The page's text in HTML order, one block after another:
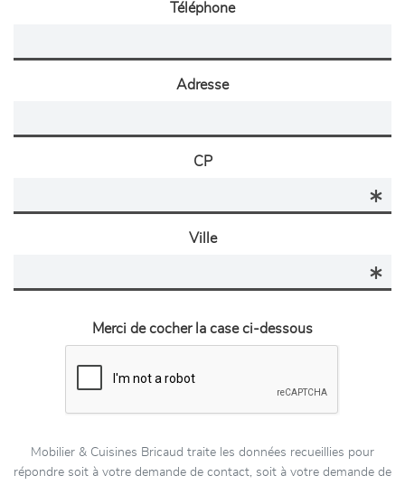
Téléphone
Adresse
CP
Ville
Merci de cocher la case ci-dessous
Mobilier & Cuisines Bricaud traite les données recueillies pour
répondre soit à votre demande de contact, soit à votre demande de